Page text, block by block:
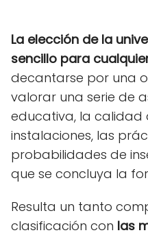
La elección de la
sencillo para
decantarse por una
valorar una serie de
educativa, la calidad
instalaciones, las
probabilidades de
que se concluya la
Resulta un tanto
clasificación con las